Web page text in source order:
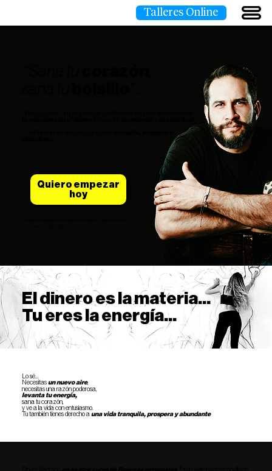
Talleres Online
Quiero empezar
hoy
El dinero es la materia...
Tu eres la energía...
Lo sé...
Necesitasun nuevo aire,
necesitas una razón poderosa,
levanta tu energía,
sana tu corazón,
y ve a la vida con entusiasmo.
Tu también tienes derecho a una vida tranquila, prospera y abundante